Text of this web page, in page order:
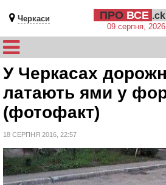
Черкаси ПРО ВСЕ
09 серпня, 2026
У Черкасах
латають ями у
(фотофакт)
18 СЕРПНЯ 2016, 22:57